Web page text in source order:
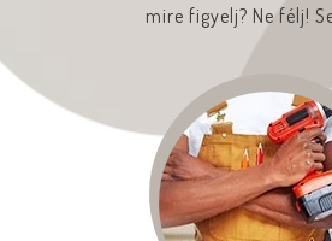
mire figyelj? Ne félj!